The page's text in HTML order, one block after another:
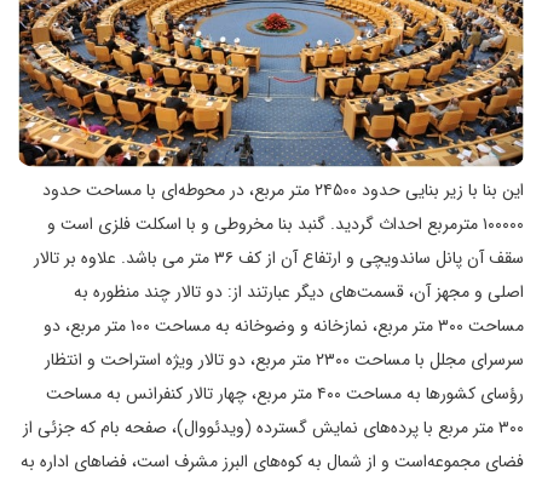
این بنا با زیر بنایی حدود ۲۴۵۰۰ متر مربع، در محوطه‌ای با مساحت حدود
۱۰۰۰۰۰ مترمربع احداث گردید. گنبد بنا مخروطی و با اسکلت فلزی است و
سقف آن پانل ساندویچی و ارتفاع آن از کف ۳۶ متر می باشد. علاوه بر تالار
اصلی و مجهز آن، قسمت‌های دیگر عبارتند از: دو تالار چند منظوره به
مساحت ۳۰۰ متر مربع، نمازخانه و وضوخانه به مساحت ۱۰۰ متر مربع، دو
سرسرای مجلل با مساحت ۲۳۰۰ متر مربع، دو تالار ویژه استراحت و انتظار
رؤسای کشورها به مساحت ۴۰۰ متر مربع، چهار تالار کنفرانس به مساحت
۳۰۰ متر مربع با پرده‌های نمایش گسترده (ویدئووال‌)، صفحه بام که جزئی از
فضای مجموعه‌است و از شمال به کوه‌های البرز مشرف است، فضاهای اداره به